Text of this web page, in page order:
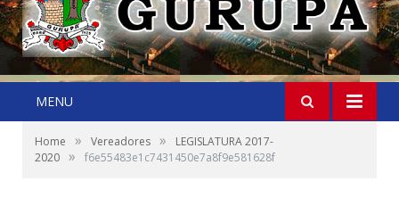
MENU
Home » Vereadores »
LEGISLATURA 2017-
2020 » f6e55483e1c7431450e7a8f9e581628f